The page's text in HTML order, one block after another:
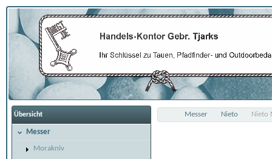
Übersicht
Messer
Morakniv
Messer Nieto Nieto